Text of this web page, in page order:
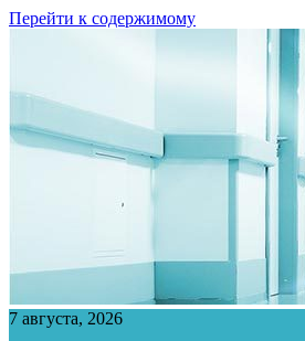
Перейти к содержимому
7 августа, 2026